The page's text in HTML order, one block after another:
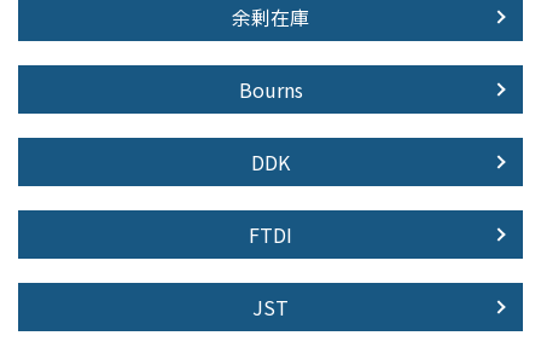
余剰在庫
Bourns
DDK
FTDI
JST